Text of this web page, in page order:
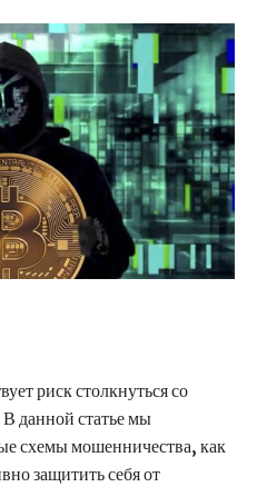
риск столкнуться со
данной статье мы
схемы мошенничества, как
защитить себя от